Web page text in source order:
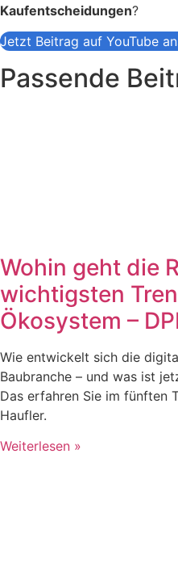
Kaufentscheidungen?
Jetzt Beitrag auf YouTube
Passende
Wohin geht die
wichtigsten
Ökosystem –
Wie entwickelt sich die
Baubranche – und was ist
Das erfahren Sie im fünften
Haufler.
Weiterlesen »